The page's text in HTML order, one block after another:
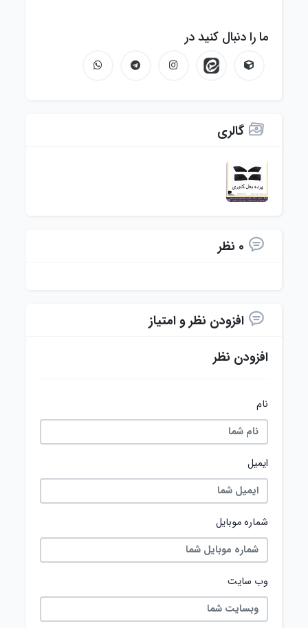
ما را دنبال کنید در
گالری
0 نظر
افزودن نظر و امتیاز
افزودن نظر
نام
ایمیل
شماره موبایل
وب سایت